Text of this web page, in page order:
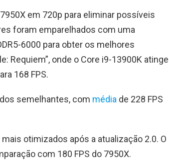
em 720p para eliminar possíveis
foram emparelhados com uma
6000 para obter os melhores
Requiem”, onde o Core i9-13900K atinge
168 FPS.
semelhantes, com média de 228 FPS
otimizados após a atualização 2.0. O
com 180 FPS do 7950X.